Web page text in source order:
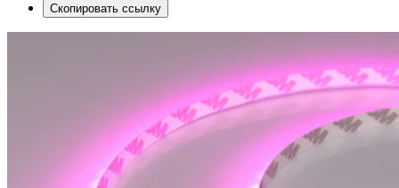
Скопировать ссылку